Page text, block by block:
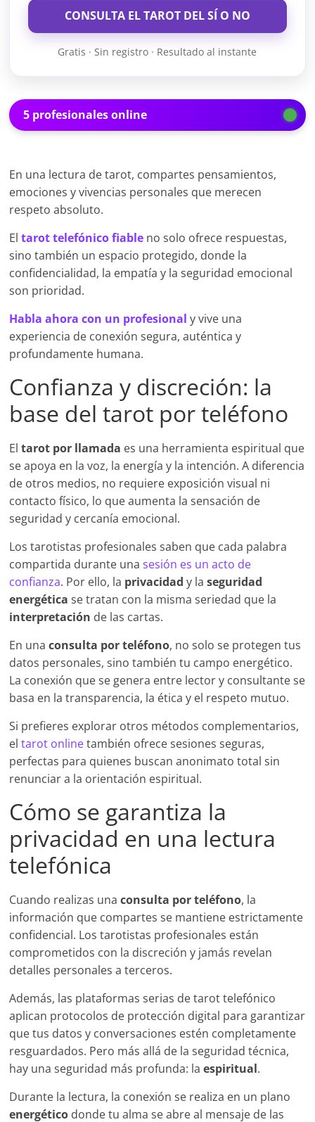
CONSULTA EL TAROT DEL SÍ O NO
Gratis · Sin registro · Resultado al instante
5 profesionales online
En una lectura de tarot, compartes pensamientos,
emociones y vivencias personales que merecen
respeto absoluto.
Eltarot telefónico fiable no solo ofrece respuestas,
sino también un espacio protegido, donde la
confidencialidad, la empatía y la seguridad emocional
son prioridad.
Habla ahora con un profesional y vive una
experiencia de conexión segura, auténtica y
profundamente humana.
Confianza y discreción: la
base del tarot por teléfono
Eltarot por llamada es una herramienta espiritual que
se apoya en la voz, la energía y la intención. A diferencia
de otros medios, no requiere exposición visual ni
contacto físico, lo que aumenta la sensación de
seguridad y cercanía emocional.
Los tarotistas profesionales saben que cada palabra
compartida durante unasesión es un acto de
confianza. Por ello, la privacidad y laseguridad
energética se tratan con la misma seriedad que la
interpretación de las cartas.
En unaconsulta por teléfono, no solo se protegen tus
datos personales, sino también tu campo energético.
La conexión que se genera entre lector y consultante se
basa en la transparencia, la ética y el respeto mutuo.
Si prefieres explorar otros métodos complementarios,
eltarot onlinetambién ofrece sesiones seguras,
perfectas para quienes buscan anonimato total sin
renunciar a la orientación espiritual.
Cómo se garantiza la
privacidad en una lectura
telefónica
Cuando realizas unaconsulta por teléfono, la
información que compartes se mantiene estrictamente
confidencial. Los tarotistas profesionales están
comprometidos con la discreción y jamás revelan
detalles personales a terceros.
Además, las plataformas serias de tarot telefónico
aplican protocolos de protección digital para garantizar
que tus datos y conversaciones estén completamente
resguardados. Pero más allá de la seguridad técnica,
hay una seguridad más profunda: laespiritual.
Durante la lectura, la conexión se realiza en un plano
energético donde tu alma se abre al mensaje de las